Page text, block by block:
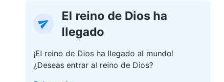
El reino de Dios ha
llegado
¡El reino de Dios ha llegado al mundo!
¿Deseas entrar al reino de Dios?